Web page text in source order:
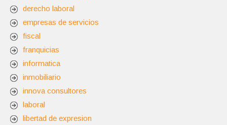
derecho laboral
empresas de servicios
fiscal
franquicias
informatica
inmobiliario
innova consultores
laboral
libertad de expresion